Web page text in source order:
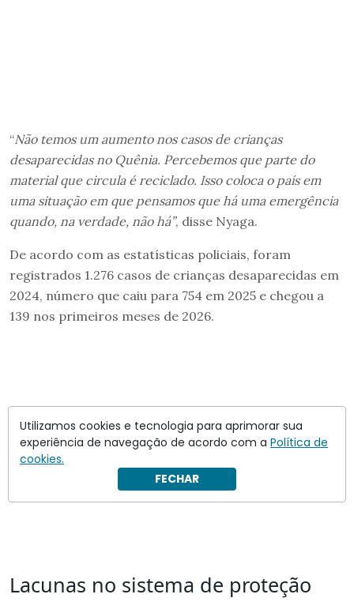
“Não temos um aumento nos casos de crianças
desaparecidas no Quênia. Percebemos que parte do
material que circula é reciclado. Isso coloca o país em
uma situação em que pensamos que há uma emergência
quando, na verdade, não há”, disse Nyaga.
De acordo com as estatísticas policiais, foram
registrados 1.276 casos de crianças desaparecidas em
2024, número que caiu para 754 em 2025 e chegou a
139 nos primeiros meses de 2026.
Lacunas no sistema de proteção
Utilizamos cookies e tecnologia para aprimorar sua
experiência de navegação de acordo com a Política de
cookies.
FECHAR